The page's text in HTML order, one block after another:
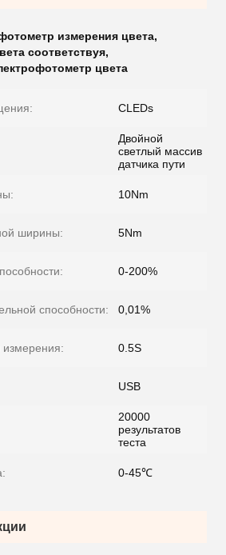
измерения цвета,
соответствуя,
цвета
CLEDs
Двойной
светлый массив
датчика пути
10Nm
ширины: 5Nm
0-200%
способности: 0,01%
0.5S
USB
20000
результатов
теста
0-45℃